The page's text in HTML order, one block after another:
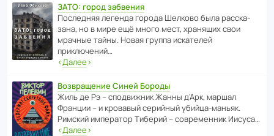
ЗАТО: город забвения
После­дняя легенда города Шелково была расска­
зана, но в мире ещё много мест, хранящих свои
мрачные тайны. Новая группа иска­телей
приключений…
‹Далее›
Возвращение Синей Бороды
Жиль де Рэ – спод­ви­жник Жанны д’Арк, маршал
Франции – и кровавый серийный убийца-маньяк.
Римский импе­ратор Тиберий – совре­менник Иисуса…
‹Далее›